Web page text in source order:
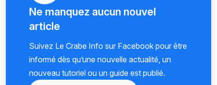
Ne manquez aucun nouvel
article
Suivez Le Crabe Info sur Facebook pour être
informé dès qu’une nouvelle actualité, un
nouveau tutoriel ou un guide est publié.